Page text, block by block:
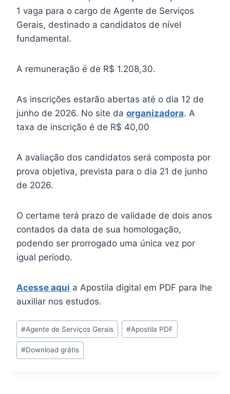
1 vaga para o cargo de Agente de Serviços
Gerais, destinado a candidatos de nível
fundamental.
A remuneração é de R$ 1.208,30.
As inscrições estarão abertas até o dia 12 de
junho de 2026. No site da organizadora. A
taxa de inscrição é de R$ 40,00
A avaliação dos candidatos será composta por
prova objetiva, prevista para o dia 21 de junho
de 2026.
O certame terá prazo de validade de dois anos
contados da data de sua homologação,
podendo ser prorrogado uma única vez por
igual período.
Acesse aqui a Apostila digital em PDF para lhe
auxiliar nos estudos.
Tags
do
Post:
#Agente de Serviços Gerais #Apostila PDF
#Download grátis